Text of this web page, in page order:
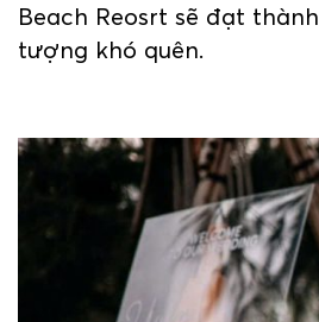
Beach Reosrt sẽ đạt
tượng khó quên.